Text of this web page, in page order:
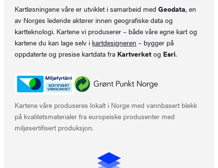
Kartløsningene våre er utviklet i samarbeid medGeodata, en
av Norges ledende aktører innen geografiske data og
kartteknologi. Kartene vi produserer – både våre egne kart og
kartene du kan lage selv i kartdesigneren – bygger på
oppdaterte og presise kartdata fra Kartverket og Esri.
Kartene våre produseres lokalt i Norge med vannbasert blekk
på kvalitetsmaterialer fra europeiske produsenter med
miljøsertifisert produksjon.